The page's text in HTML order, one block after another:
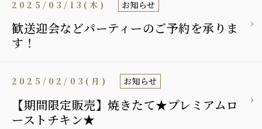
歓送迎会などパーティーのご予約を承りま
す！
2025/03/13(木) お知らせ
【期間限定販売】焼きたて★プレミアムロ
ーストチキン★
2025/02/03(月) お知らせ